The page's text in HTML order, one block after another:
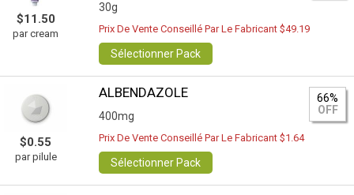
$11.50
par cream
30g
Prix De Vente Conseillé Par Le Fabricant $49.19
Sélectionner Pack
$0.55
par pilule
ALBENDAZOLE
400mg
66%
OFF
Prix De Vente Conseillé Par Le Fabricant $1.64
Sélectionner Pack